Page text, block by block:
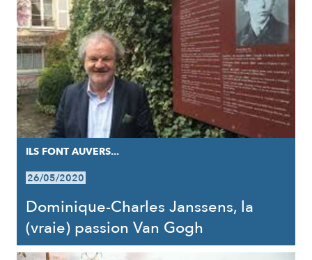
ILS FONT AUVERS...
26/05/2020
Dominique-Charles Janssens, la
(vraie) passion Van Gogh